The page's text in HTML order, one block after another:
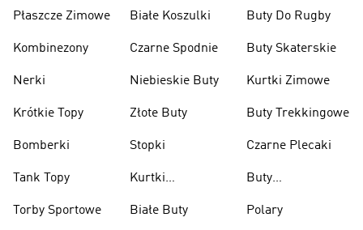
Płaszcze Zimowe
Kombinezony
Nerki
Krótkie Topy
Bomberki
Tank Topy
Torby Sportowe
Białe Koszulki
Czarne Spodnie
Niebieskie Buty
Złote Buty
Stopki
Kurtki
Białe Buty
Buty Do Rugby
Buty Skaterskie
Kurtki Zimowe
Buty Trekkingowe
Czarne Plecaki
Buty
Polary